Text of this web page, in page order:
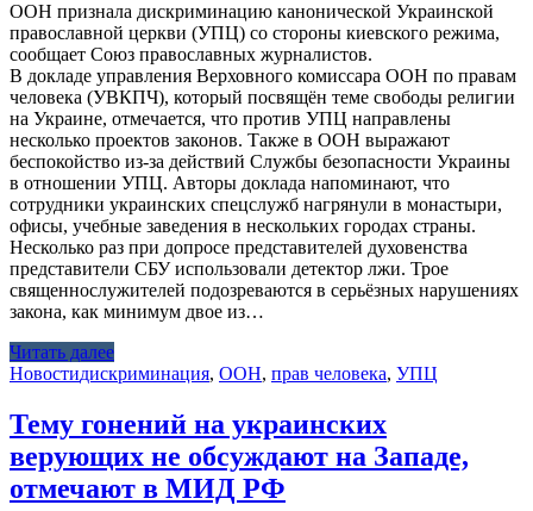
ООН признала дискриминацию канонической Украинской
православной церкви (УПЦ) со стороны киевского режима,
сообщает Союз православных журналистов.
В докладе управления Верховного комиссара ООН по правам
человека (УВКПЧ), который посвящён теме свободы религии
на Украине, отмечается, что против УПЦ направлены
несколько проектов законов. Также в ООН выражают
беспокойство из-за действий Службы безопасности Украины
в отношении УПЦ. Авторы доклада напоминают, что
сотрудники украинских спецслужб нагрянули в монастыри,
офисы, учебные заведения в нескольких городах страны.
Несколько раз при допросе представителей духовенства
представители СБУ использовали детектор лжи. Трое
священнослужителей подозреваются в серьёзных нарушениях
закона, как минимум двое из…
Читать далее
Новостидискриминация, ООН, прав человека, УПЦ
Тему гонений на украинских
верующих не обсуждают на Западе,
отмечают в МИД РФ